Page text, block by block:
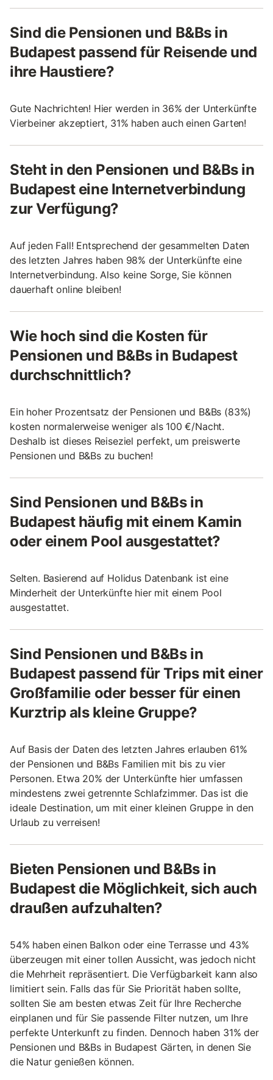
Sind die Pensionen und B&Bs in
Budapest passend für Reisende und
ihre Haustiere?
Gute Nachrichten! Hier werden in 36% der Unterkünfte
Vierbeiner akzeptiert, 31% haben auch einen Garten!
Steht in den Pensionen und B&Bs in
Budapest eine Internetverbindung
zur Verfügung?
Auf jeden Fall! Entsprechend der gesammelten Daten
des letzten Jahres haben 98% der Unterkünfte eine
Internetverbindung. Also keine Sorge, Sie können
dauerhaft online bleiben!
Wie hoch sind die Kosten für
Pensionen und B&Bs in Budapest
durchschnittlich?
Ein hoher Prozentsatz der Pensionen und B&Bs (83%)
kosten normalerweise weniger als 100 €/Nacht.
Deshalb ist dieses Reiseziel perfekt, um preiswerte
Pensionen und B&Bs zu buchen!
Sind Pensionen und B&Bs in
Budapest häufig mit einem Kamin
oder einem Pool ausgestattet?
Selten. Basierend auf Holidus Datenbank ist eine
Minderheit der Unterkünfte hier mit einem Pool
ausgestattet.
Sind Pensionen und B&Bs in
Budapest passend für Trips mit einer
Großfamilie oder besser für einen
Kurztrip als kleine Gruppe?
Auf Basis der Daten des letzten Jahres erlauben 61%
der Pensionen und B&Bs Familien mit bis zu vier
Personen. Etwa 20% der Unterkünfte hier umfassen
mindestens zwei getrennte Schlafzimmer. Das ist die
ideale Destination, um mit einer kleinen Gruppe in den
Urlaub zu verreisen!
Bieten Pensionen und B&Bs in
Budapest die Möglichkeit, sich auch
draußen aufzuhalten?
54% haben einen Balkon oder eine Terrasse und 43%
überzeugen mit einer tollen Aussicht, was jedoch nicht
die Mehrheit repräsentiert. Die Verfügbarkeit kann also
limitiert sein. Falls das für Sie Priorität haben sollte,
sollten Sie am besten etwas Zeit für Ihre Recherche
einplanen und für Sie passende Filter nutzen, um Ihre
perfekte Unterkunft zu finden. Dennoch haben 31% der
Pensionen und B&Bs in Budapest Gärten, in denen Sie
die Natur genießen können.